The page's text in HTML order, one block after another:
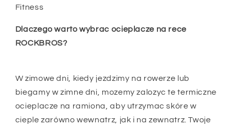
Fitness
Dlaczego warto wybrac ocieplacze na rece
ROCKBROS?
W zimowe dni, kiedy jezdzimy na rowerze lub
biegamy w zimne dni, mozemy zalozyc te termiczne
ocieplacze na ramiona, aby utrzymac skóre w
cieple zarówno wewnatrz, jak i na zewnatrz. Twoje